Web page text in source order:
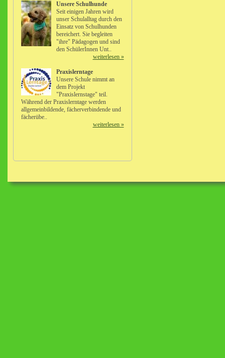
Unsere Schulhunde
Seit einigen Jahren wird
unser Schulalltag durch den
Einsatz von Schulhunden
bereichert. Sie begleiten
"ihre" Pädagogen und sind
den SchülerInnen Unt..
weiterlesen »
Praxislerntage
Unsere Schule nimmt an
dem Projekt
"Praxislernstage" teil.
Während der Praxislerntage werden
allgemeinbildende, fächerverbindende und
fächerübe..
weiterlesen »